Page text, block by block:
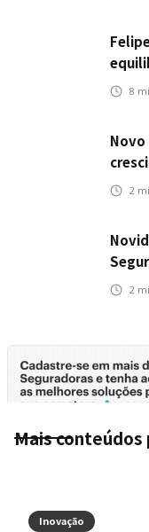
8
Novo
2
na 2
Mais conteúdos
Inovação